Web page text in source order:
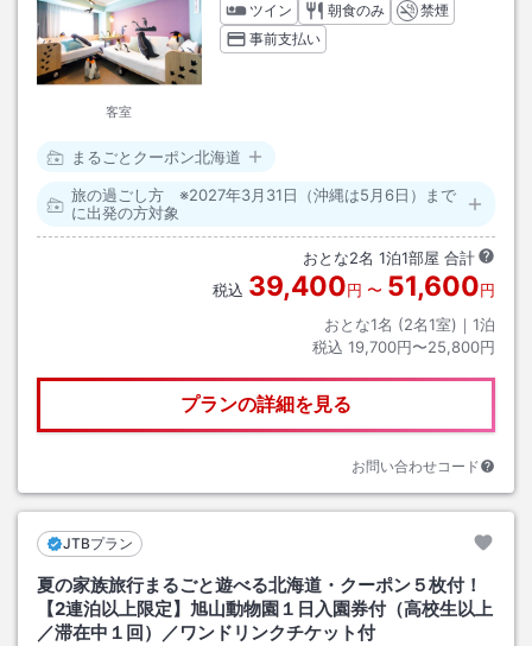
客室
ツイン
朝食のみ
禁煙
事前支払い
まるごとクーポン北海道
旅の過ごし方 ※2027年3月31日（沖縄は5月6日）まで
に出発の方対象
おとな2名 1泊1部屋 合計
税込 39,400円 〜 51,600円
おとな1名 (2名1室)｜ 1泊
税込 19,700円〜25,800円
プランの詳細を見る
お問い合わせコード
JTBプラン
夏の家族旅行まるごと遊べる北海道・クーポン５枚付！
【2連泊以上限定】旭山動物園１日入園券付（高校生以上
／滞在中１回）／ワンドリンクチケット付